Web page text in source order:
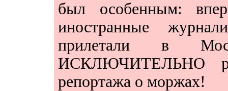
был особенным:
иностранные
прилетали в
ИСКЛЮЧИТЕЛЬНО
репортажа о моржах!